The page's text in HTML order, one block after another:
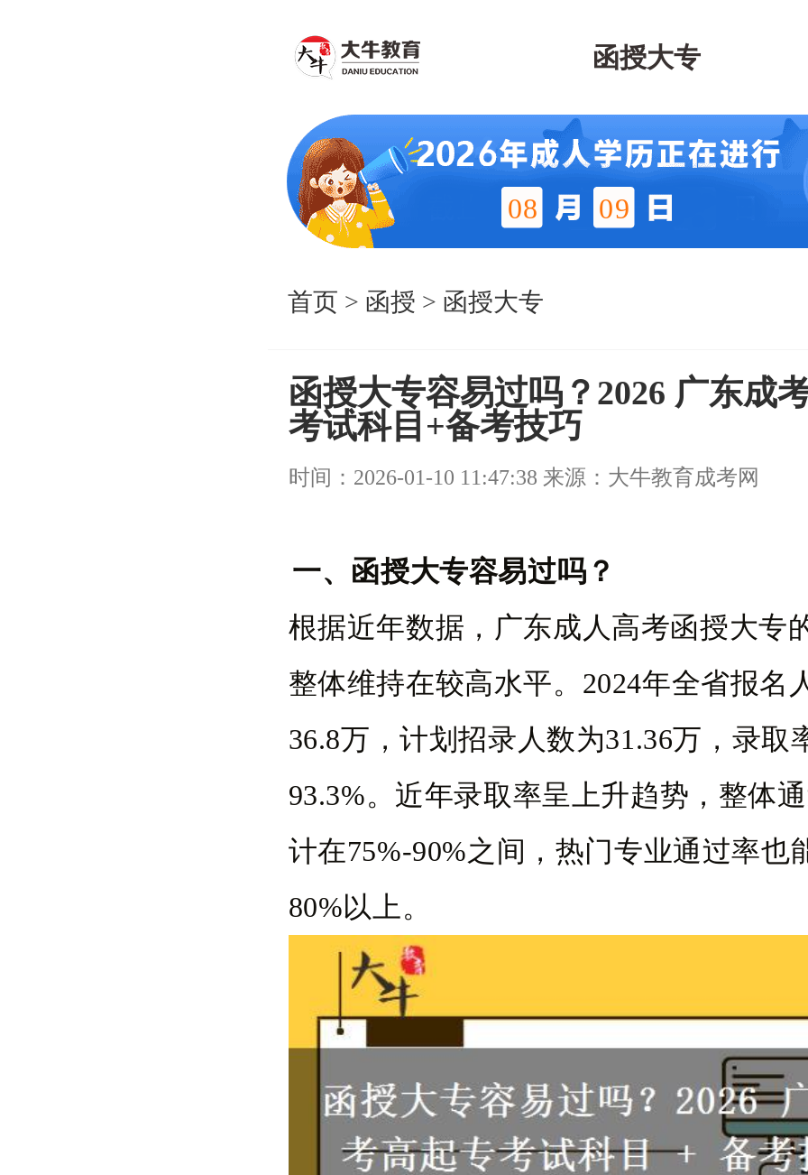
函授大专
08 09
首页 > 函授 > 函授大专
函授大专容易过吗？2026 广东成
考试科目+备考技巧
时间：2026-01-10 11:47:38 来源：大牛教育成考网
一、函授大专容易过吗？
根据近年数据，广东成人高考函授大专
整体维持在较高水平。2024年全省报名
36.8万，计划招录人数为31.36万，录取
93.3%。近年录取率呈上升趋势，整体
计在75%-90%之间，热门专业通过率也
80%以上。